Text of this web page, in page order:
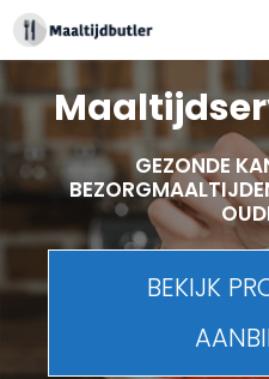
Spring
naar
inhoud
GEZONDE
BEKIJK